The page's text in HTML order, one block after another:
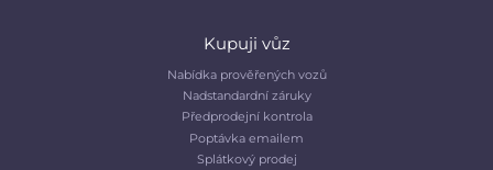
Kupuji vůz
Nabídka prověřených vozů
Nadstandardní záruky
Předprodejní kontrola
Poptávka emailem
Splátkový prodej